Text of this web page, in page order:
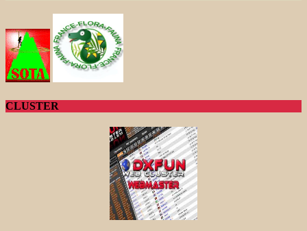
CLUSTER